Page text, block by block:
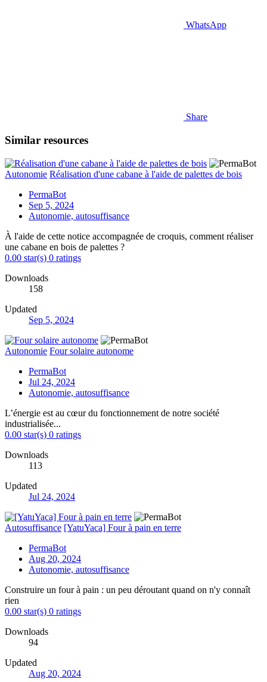
WhatsApp
Share
Similar resources
Autonomie Réalisation d'une cabane à l'aide de palettes de bois
PermaBot
Sep 5, 2024
Autonomie, autosuffisance
À l'aide de cette notice accompagnée de croquis, comment réaliser
une cabane en bois de palettes ?
0.00 star(s) 0 ratings
Downloads
158
Updated
Sep 5, 2024
Autonomie Four solaire autonome
PermaBot
Jul 24, 2024
Autonomie, autosuffisance
L’énergie est au cœur du fonctionnement de notre société
industrialisée...
0.00 star(s) 0 ratings
Downloads
113
Updated
Jul 24, 2024
Autosuffisance [YatuYaca] Four à pain en terre
PermaBot
Aug 20, 2024
Autonomie, autosuffisance
Construire un four à pain : un peu déroutant quand on n'y connaît
rien
0.00 star(s) 0 ratings
Downloads
94
Updated
Aug 20, 2024